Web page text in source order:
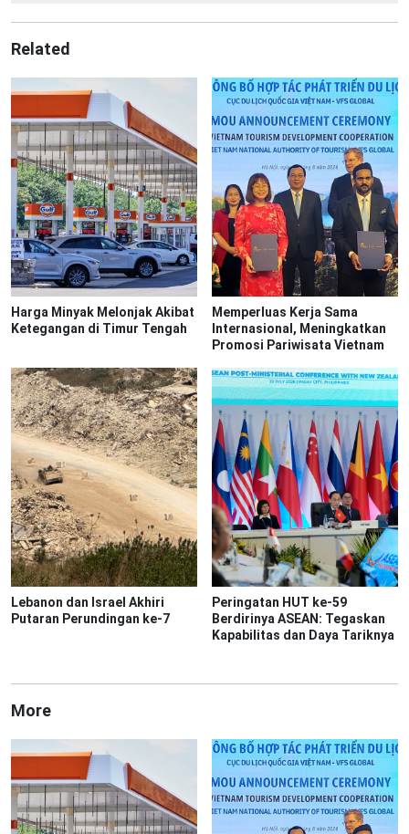
Related
Harga Minyak Melonjak Akibat
Ketegangan di Timur Tengah
Memperluas Kerja Sama
Internasional, Meningkatkan
Promosi Pariwisata Vietnam
Lebanon dan Israel Akhiri
Putaran Perundingan ke-7
Peringatan HUT ke-59
Berdirinya ASEAN: Tegaskan
Kapabilitas dan Daya Tariknya
More